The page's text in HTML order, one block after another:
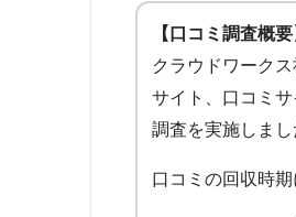
【口コミ調査概要
クラウドワーク
サイト、口コミ
調査を実施しまし
口コミの回収時